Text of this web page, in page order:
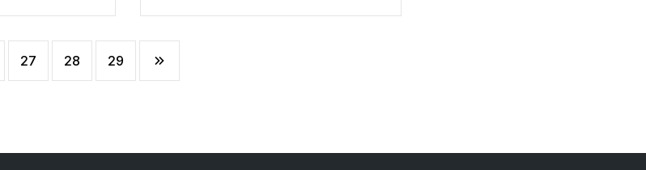
27 28 29